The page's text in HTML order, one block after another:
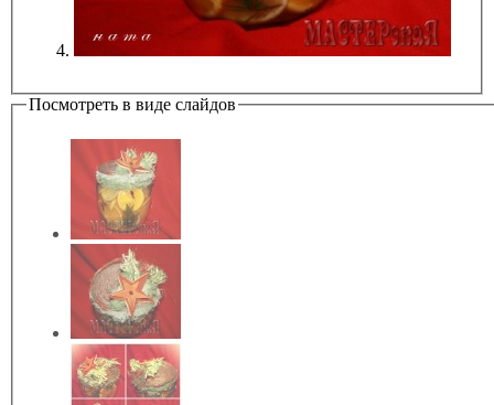
Посмотреть в виде слайдов